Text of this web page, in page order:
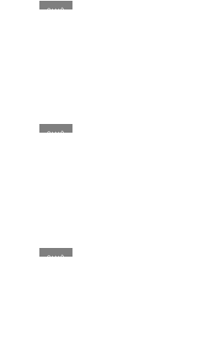
فيديو
فيديو
فيديو